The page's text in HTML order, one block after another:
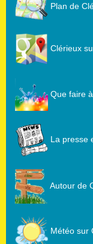
Plan de
Clérieux
Que faire
La presse
Autour de
Météo sur